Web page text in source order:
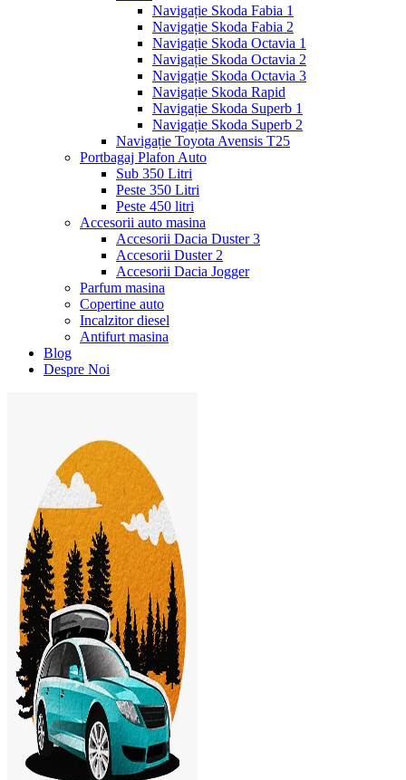
Navigație Skoda Fabia 1
Navigație Skoda Fabia 2
Navigație Skoda Octavia 1
Navigație Skoda Octavia 2
Navigație Skoda Octavia 3
Navigație Skoda Rapid
Navigație Skoda Superb 1
Navigație Skoda Superb 2
Navigație Toyota Avensis T25
Portbagaj Plafon Auto
Sub 350 Litri
Peste 350 Litri
Peste 450 litri
Accesorii auto masina
Accesorii Dacia Duster 3
Accesorii Duster 2
Accesorii Dacia Jogger
Parfum masina
Copertine auto
Incalzitor diesel
Antifurt masina
Blog
Despre Noi